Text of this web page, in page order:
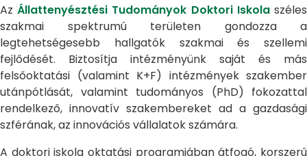
AzÁllattenyésztési Tudományok Doktori Iskolaszéles
szakmai spektrumú területen gondozza a
legtehetségesebb hallgatók szakmai és szellemi
fejlődését. Biztosítja intézményünk saját és más
felsőoktatási (valamint K+F) intézmények szakember
utánpótlását, valamint tudományos (PhD) fokozattal
rendelkező, innovatív szakembereket ad a gazdasági
szférának, az innovációs vállalatok számára.
A doktori iskola oktatási programjában átfogó, korszerű